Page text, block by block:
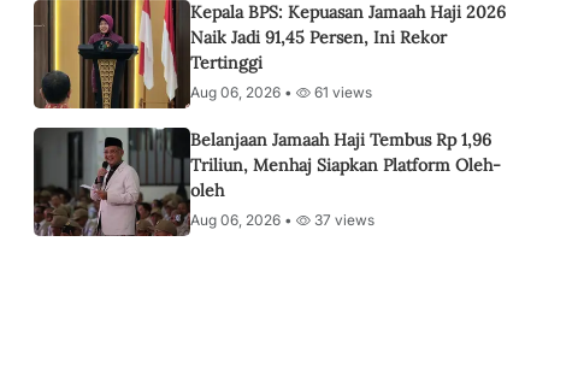
Kepala BPS: Kepuasan Jamaah Haji 2026
Naik Jadi 91,45 Persen, Ini Rekor
Tertinggi
Aug 06, 2026 • 61 views
Belanjaan Jamaah Haji Tembus Rp 1,96
Triliun, Menhaj Siapkan Platform Oleh-
oleh
Aug 06, 2026 • 37 views